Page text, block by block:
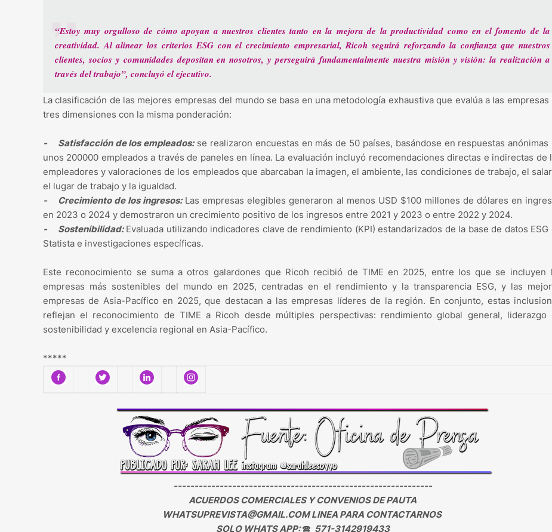
“Estoy muy orgulloso de cómo apoyan a nuestros clientes tanto en la mejora de la productividad como en el fomento de la
creatividad. Al alinear los criterios ESG con el crecimiento empresarial, Ricoh seguirá reforzando la confianza que nuestros
clientes, socios y comunidades depositan en nosotros, y perseguirá fundamentalmente nuestra misión y visión: la realización a
través del trabajo”, concluyó el ejecutivo.
La clasificación de las mejores empresas del mundo se basa en una metodología exhaustiva que evalúa a las empresas
tres dimensiones con la misma ponderación:
- Satisfacción de los empleados:se realizaron encuestas en más de 50 países, basándose en respuestas anónimas
unos 200000 empleados a través de paneles en línea. La evaluación incluyó recomendaciones directas e indirectas de
empleadores y valoraciones de los empleados que abarcaban la imagen, el ambiente, las condiciones de trabajo, el
el lugar de trabajo y la igualdad.
-
Crecimiento de los ingresos:Las empresas elegibles generaron al menos USD $100 millones de dólares en
en 2023 o 2024 y demostraron un crecimiento positivo de los ingresos entre 2021 y 2023 o entre 2022 y 2024.
-
Sostenibilidad:Evaluada utilizando indicadores clave de rendimiento (KPI) estandarizados de la base de datos ESG
Statista e investigaciones específicas.
Este reconocimiento se suma a otros galardones que Ricoh recibió de TIME en 2025, entre los que se incluyen
empresas más sostenibles del mundo en 2025, centradas en el rendimiento y la transparencia ESG, y las
empresas de Asia-Pacífico en 2025, que destacan a las empresas líderes de la región. En conjunto, estas
reflejan el reconocimiento de TIME a Ricoh desde múltiples perspectivas: rendimiento global general, liderazgo
sostenibilidad y excelencia regional en Asia-Pacífico.
*****
--------------------------------------------------------------
ACUERDOS COMERCIALES Y CONVENIOS DE PAUTA
WHATSUPREVISTA@GMAIL.COM LINEA PARA CONTACTARNOS
SOLO WHATS APP:🕿 571-3142919433